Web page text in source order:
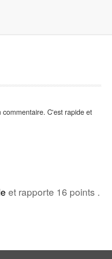
commentaire. C'est rapide et
et rapporte 16 points .